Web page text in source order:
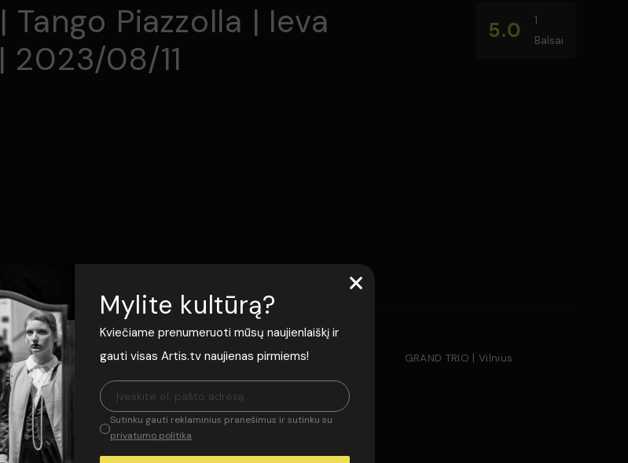
Piazzolla | Ieva
2023/08/11
5.0
1
Balsai
MIDSUMMER VILNIUS: „Future
Cello" | 2023/07/18
MUZIKA LAISVEI | Darius
GRAND TRIO | Vilnius
Mylite kultūrą?
Kviečiame prenumeruoti mūsų naujienlaiškį ir
gauti visas Artis.tv naujienas pirmiems!
Sutinku gauti reklaminius pranešimus ir sutinku su
privatumo politika